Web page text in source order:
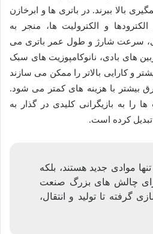
بالا ببرند. در باتری ها و ابرخازن
الکترودها و الکترولیت ها، منجر به
سرعت شارژ و طول عمر باتری می
های بادی، نانوکامپوزیت های سبک
و کارایی بالاتر را ممکن می سازند
بیشتر با هزینه های کمتر می شود.
ها را به بازیگرانی کلیدی در گذار به
تبدیل کرده است.
موادی جدید هستند، بلکه
برای چالش های بزرگ صنعت
گرفته تا تولید و انتقال،